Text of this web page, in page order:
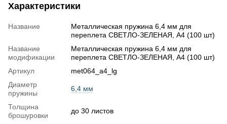
Характеристики
Название
Металлическая пружина 6,4 мм для
переплета СВЕТЛО-ЗЕЛЕНАЯ, А4 (100 шт)
Название
модификации
Металлическая пружина 6,4 мм для
переплета СВЕТЛО-ЗЕЛЕНАЯ, А4 (100 шт)
Артикул
met064_a4_lg
Диаметр
пружины
6,4 мм
Толщина
брошуровки
до 30 листов